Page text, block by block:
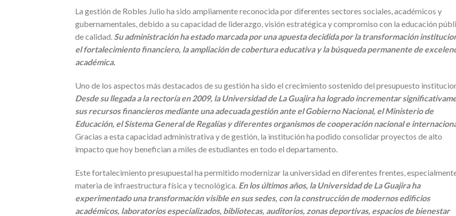
La gestión de Robles Julio ha sido ampliamente reconocida por diferentes sectores sociales, académicos y
gubernamentales, debido a su capacidad de liderazgo, visión estratégica y compromiso con la educación
de calidad. Su administración ha estado marcada por una apuesta decidida por la transformación
el fortalecimiento financiero, la ampliación de cobertura educativa y la búsqueda permanente de
académica.
Uno de los aspectos más destacados de su gestión ha sido el crecimiento sostenido del presupuesto
Desde su llegada a la rectoría en 2009, la Universidad de La Guajira ha logrado incrementar
sus recursos financieros mediante una adecuada gestión ante el Gobierno Nacional, el Ministerio de
Educación, el Sistema General de Regalías y diferentes organismos de cooperación nacional e
Gracias a esta capacidad administrativa y de gestión, la institución ha podido consolidar proyectos de alto
impacto que hoy benefician a miles de estudiantes en todo el departamento.
Este fortalecimiento presupuestal ha permitido modernizar la universidad en diferentes frentes,
materia de infraestructura física y tecnológica. En los últimos años, la Universidad de La Guajira ha
experimentado una transformación visible en sus sedes, con la construcción de modernos edificios
académicos, laboratorios especializados, bibliotecas, auditorios, zonas deportivas, espacios de bienestar